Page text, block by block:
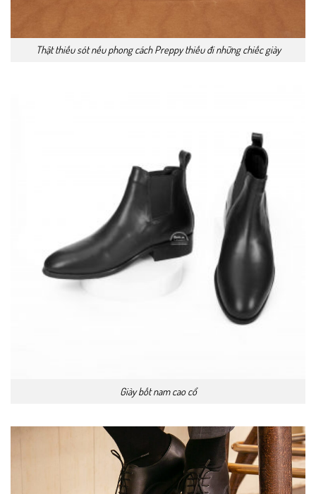
Thật thiếu sót nếu phong cách Preppy thiếu đi những chiếc giày
Giày bốt nam cao cổ